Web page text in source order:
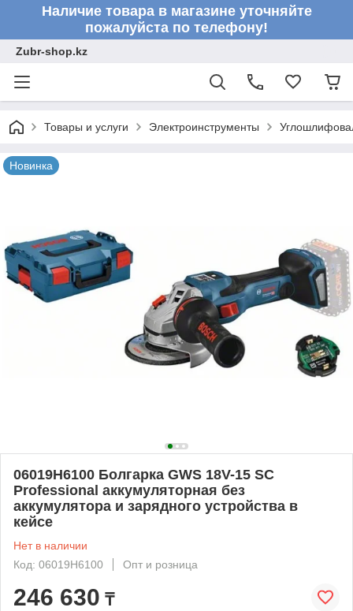
Наличие товара в магазине уточняйте
пожалуйста по телефону!
Zubr-shop.kz
Товары и услуги Электроинструменты
Новинка
06019H6100 Болгарка GWS 18V-15 SC
Professional аккумуляторная без
аккумулятора и зарядного устройства в
кейсе
Нет в наличии
Код: 06019H6100
Опт и розница
246 630 ₸